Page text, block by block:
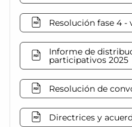
Resolución fase 4
Informe de
participativos 2025
Resolución de
Directrices y